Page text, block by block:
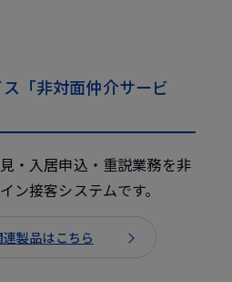
「非対面仲介サービ
・入居申込・重説業務を非
ン接客システムです。
製品はこちら